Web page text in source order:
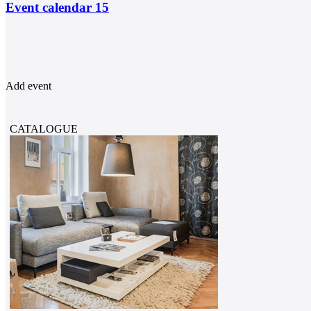
Event calendar 15
Add event
CATALOGUE